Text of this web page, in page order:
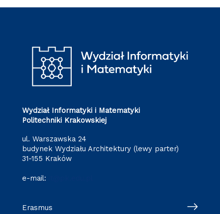
Wydział Informatyki i Matematyki
Politechniki Krakowskiej
ul. Warszawska 24
budynek Wydziału Architektury (lewy parter)
31-155 Kraków
e-mail:
Erasmus